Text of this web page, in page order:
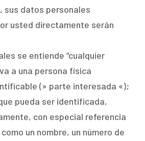
sus datos personales
usted directamente serán
se entiende “cualquier
a una persona física
(» parte interesada «);
pueda ser identificada,
con especial referencia
un nombre, un número de